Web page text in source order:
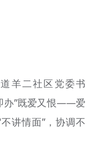
+
羊二社区党委书
办”既爱又恨——爱
讲情面”，协调不